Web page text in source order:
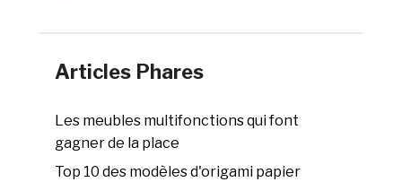
Articles Phares
Les meubles multifonctions qui font
gagner de la place
Top 10 des modèles d'origami papier